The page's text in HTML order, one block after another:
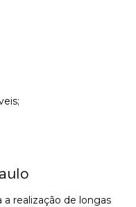
realização de longas